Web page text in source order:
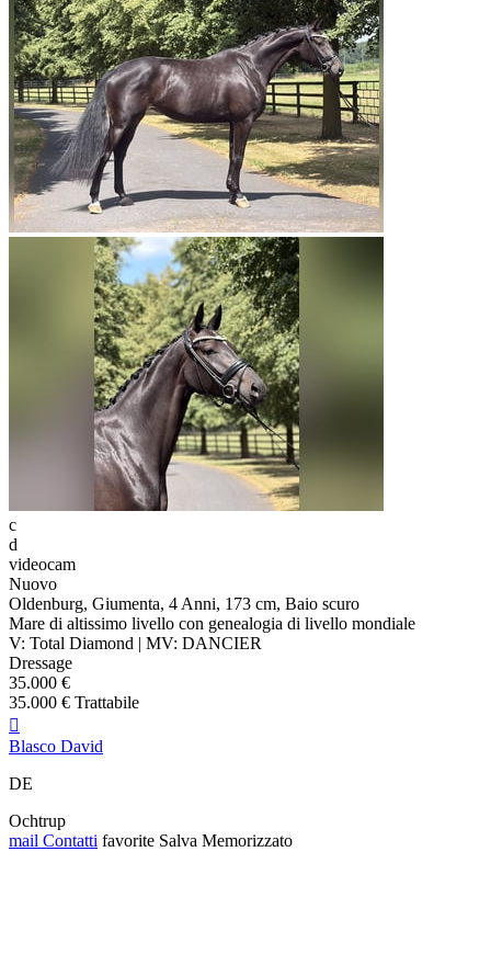
c
d
videocam
Nuovo
Oldenburg, Giumenta, 4 Anni, 173 cm, Baio scuro
Mare di altissimo livello con genealogia di livello mondiale
V: Total Diamond | MV: DANCIER
Dressage
35.000 €
35.000 € Trattabile

Blasco David
DE
Ochtrup
mail Contatti favorite Salva Memorizzato